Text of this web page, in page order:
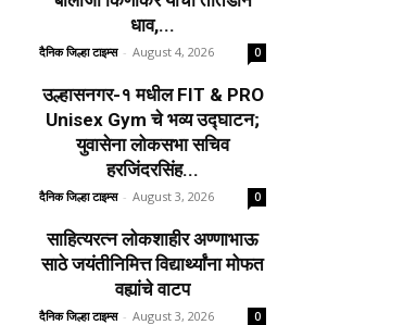
धाव,...
दैनिक जिल्हा टाइम्स - August 4, 2026 0
उल्हासनगर-१ मधील FIT & PRO
Unisex Gym चे भव्य उद्घाटन;
युवासेना लोकसभा सचिव
हरजिंदरसिंह...
दैनिक जिल्हा टाइम्स - August 3, 2026 0
साहित्यरत्न लोकशाहीर अण्णाभाऊ
साठे जयंतीनिमित्त विद्यार्थ्यांना मोफत
वह्यांचे वाटप
दैनिक जिल्हा टाइम्स - August 3, 2026 0